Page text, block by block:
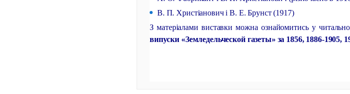
В. П. Христіанович і В. Е. Брунст (1917)
З матеріалами виставки можна ознайомитись у
випуски «Земледельческой газеты» за 1856, 1886-1905,